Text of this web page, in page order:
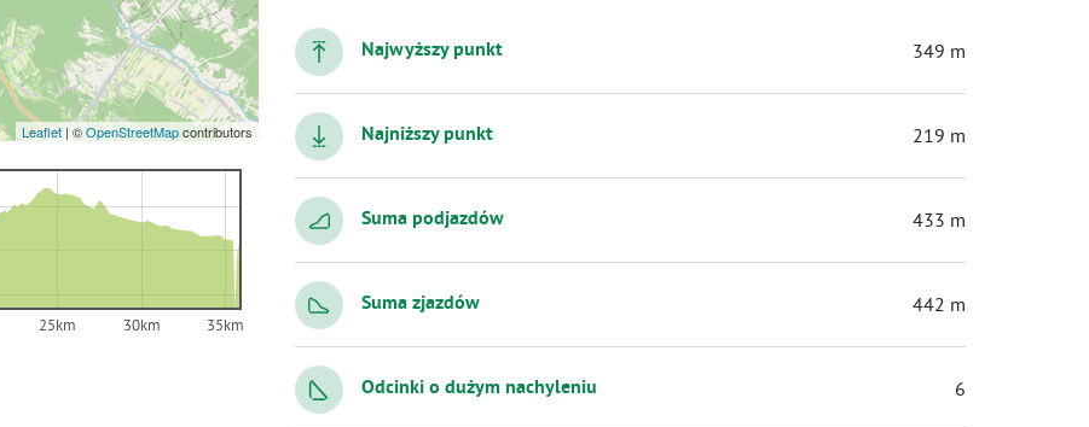
Leaflet | ©OpenStreetMapcontributors
25km 30km 35km
Najwyższy punkt 349 m
Najniższy punkt 219 m
Suma podjazdów 433 m
Suma zjazdów 442 m
Odcinki o dużym nachyleniu 6